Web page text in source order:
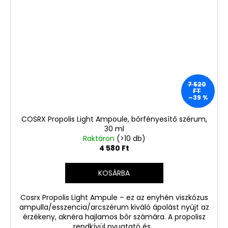
7 520
FT
–39 %
COSRX Propolis Light Ampoule, bőrfényesítő szérum,
30 ml
Raktáron (>10 db)
4 580 Ft
KOSÁRBA
Cosrx Propolis Light Ampule – ez az enyhén viszkózus
ampulla/esszencia/arcszérum kiváló ápolást nyújt az
érzékeny, aknéra hajlamos bőr számára. A propolisz